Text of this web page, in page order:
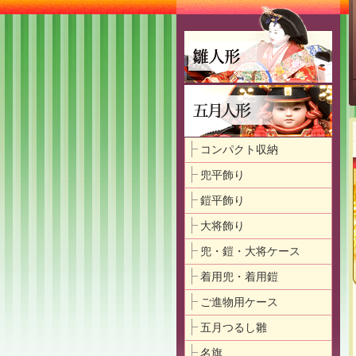
コンパクト収納
兜平飾り
鎧平飾り
大将飾り
兜・鎧・大将ケース
着用兜・着用鎧
ご進物用ケース
五月つるし雛
名旗